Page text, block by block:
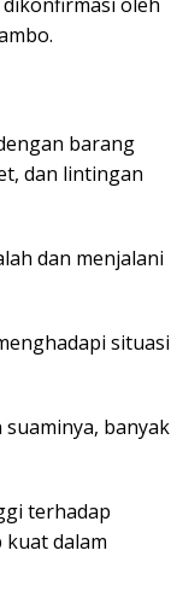
barang
dan lintingan
dan menjalani
situasi
banyak
terhadap
dalam